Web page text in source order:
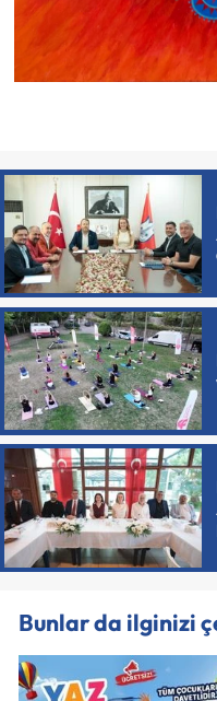
Bunlar da ilginizi